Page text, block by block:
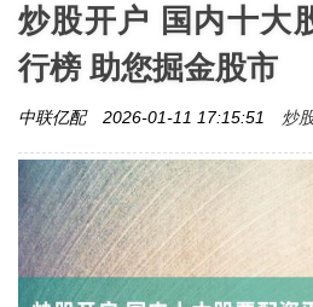
炒股开户 国内十大
行榜 助您掘金股市
中联亿配 2026-01-11 17:15:51 炒